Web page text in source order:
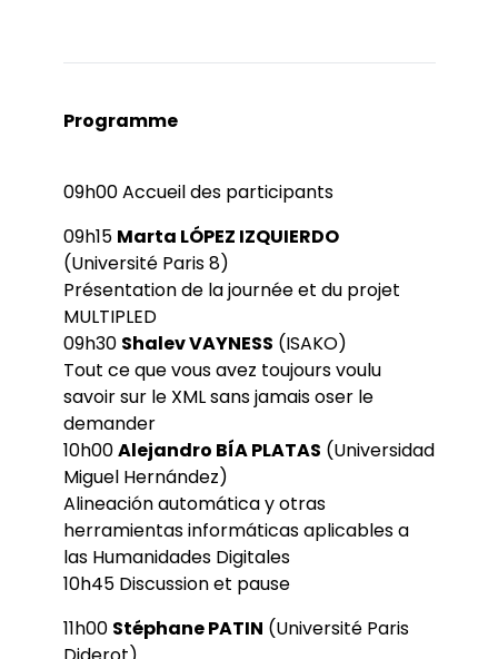
Programme
09h00 Accueil des participants
09h15 Marta LÓPEZ IZQUIERDO
(Université Paris 8)
Présentation de la journée et du projet
MULTIPLED
09h30 Shalev VAYNESS (ISAKO)
Tout ce que vous avez toujours voulu
savoir sur le XML sans jamais oser le
demander
10h00Alejandro BÍA PLATAS (Universidad
Miguel Hernández)
Alineación automática y otras
herramientas informáticas aplicables a
las Humanidades Digitales
10h45 Discussion et pause
11h00 Stéphane PATIN (Université Paris